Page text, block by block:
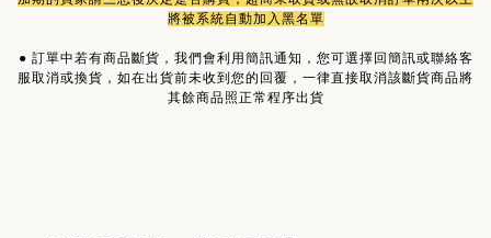
將被系統自動加入黑名單
● 訂單中若有商品斷貨，我們會利用簡訊通知，您可選擇回簡訊或聯絡客
服取消或換貨，如在出貨前未收到您的回覆，一律直接取消該斷貨商品將
其餘商品照正常程序出貨